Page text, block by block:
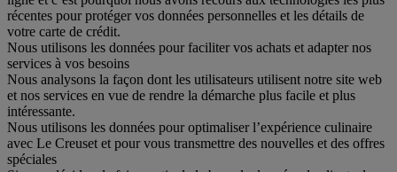
récentes pour protéger vos données personnelles et les détails de
votre carte de crédit.
Nous utilisons les données pour faciliter vos achats et adapter nos
services à vos besoins
Nous analysons la façon dont les utilisateurs utilisent notre site web
et nos services en vue de rendre la démarche plus facile et plus
intéressante.
Nous utilisons les données pour optimaliser l’expérience culinaire
avec Le Creuset et pour vous transmettre des nouvelles et des offres
spéciales